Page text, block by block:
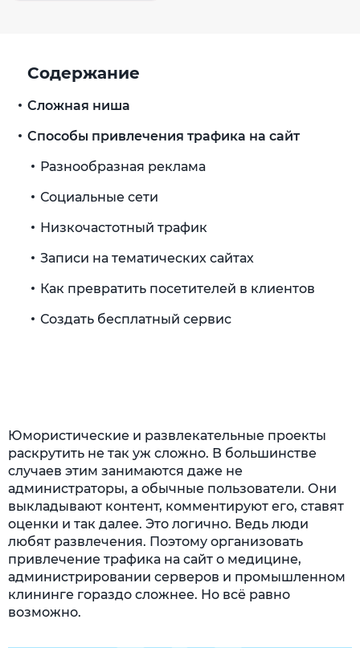
Юмористические и развлекательные проекты
раскрутить не так уж сложно. В большинстве
случаев этим занимаются даже не
администраторы, а обычные пользователи. Они
выкладывают контент, комментируют его, ставят
оценки и так далее. Это логично. Ведь люди
любят развлечения. Поэтому организовать
привлечение трафика на сайт о медицине,
администрировании серверов и промышленном
клининге гораздо сложнее. Но всё равно
возможно.
Содержание
Сложная ниша
Способы привлечения трафика на сайт
Разнообразная реклама
Социальные сети
Низкочастотный трафик
Записи на тематических сайтах
Как превратить посетителей в клиентов
Создать бесплатный сервис
Привлекать экспертов
Вызывать эмоции
Эксперименты и кейсы
Лёгкое начинается со сложного